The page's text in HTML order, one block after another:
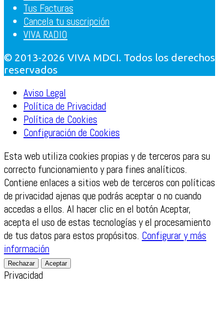
Tus Facturas
Cancela tu suscripción
VIVA RADIO
© 2013-2026 VIVA MDCI. Todos los derechos
reservados
Aviso Legal
Política de Privacidad
Política de Cookies
Configuración de Cookies
Esta web utiliza cookies propias y de terceros para su
correcto funcionamiento y para fines analíticos.
Contiene enlaces a sitios web de terceros con políticas
de privacidad ajenas que podrás aceptar o no cuando
accedas a ellos. Al hacer clic en el botón Aceptar,
acepta el uso de estas tecnologías y el procesamiento
de tus datos para estos propósitos. Configurar y más
información
Rechazar Aceptar
Privacidad